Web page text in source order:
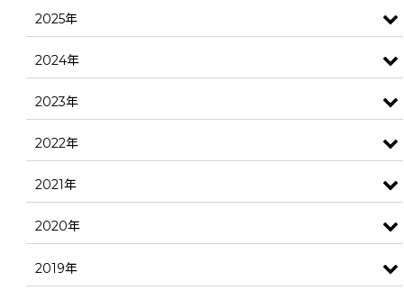
2025年
2024年
2023年
2022年
2021年
2020年
2019年